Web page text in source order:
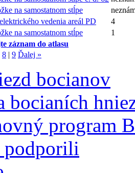
na samostatnom stĺpe
vedenia areál PD
4
na samostatnom stĺpe
1
záznam do atlasu
8 | 9 Ďalej »
bocianov
bocianích
program
podporili